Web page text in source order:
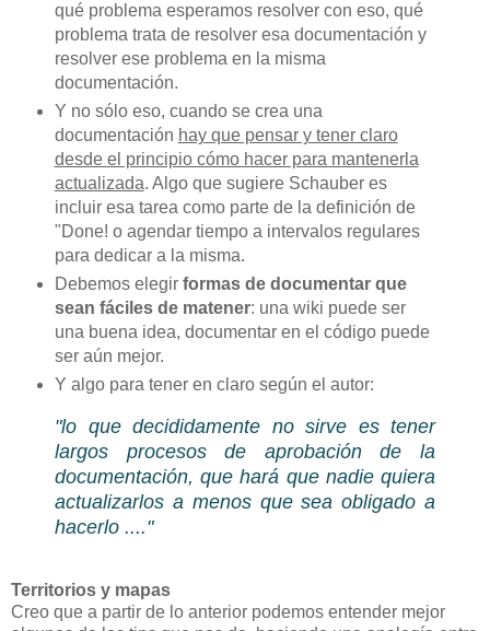
qué problema esperamos resolver con eso, qué
problema trata de resolver esa documentación y
resolver ese problema en la misma
documentación.
Y no sólo eso, cuando se crea una
documentación hay que pensar y tener claro
desde el principio cómo hacer para mantenerla
actualizada. Algo que sugiere Schauber es
incluir esa tarea como parte de la definición de
"Done! o agendar tiempo a intervalos regulares
para dedicar a la misma.
Debemos elegir formas de documentar que
sean fáciles de matener: una wiki puede ser
una buena idea, documentar en el código puede
ser aún mejor.
Y algo para tener en claro según el autor:
"lo que decididamente no sirve es tener
largos procesos de aprobación de la
documentación, que hará que nadie quiera
actualizarlos a menos que sea obligado a
hacerlo ...."
Territorios y mapas
Creo que a partir de lo anterior podemos entender mejor